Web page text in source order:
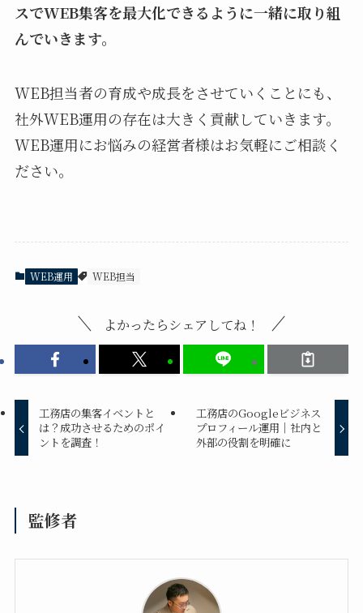
スでWEB集客を最大化できるように一緒に取り組
んでいきます。
WEB担当者の育成や成長をさせていくことにも、
社外WEB運用の存在は大きく貢献していきます。
WEB運用にお悩みの経営者様はお気軽にご相談く
ださい。
WEB運用 WEB担当
よかったらシェアしてね！
工務店の集客イベントと
は？成功させるためのポイ
ントを調査！
工務店のGoogleビジネス
プロフィール運用｜社内と
外部の役割を明確に
監修者